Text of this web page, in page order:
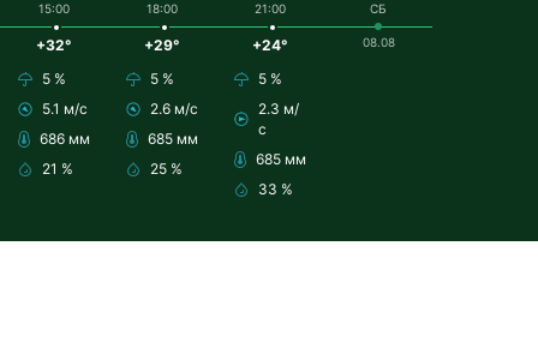
15:00
+32°
5 %
5.1 м/с
686 мм
21 %
18:00
+29°
5 %
2.6 м/с
685 мм
25 %
21:00
+24°
5 %
2.3 м/
с
685 мм
33 %
СБ
08.08